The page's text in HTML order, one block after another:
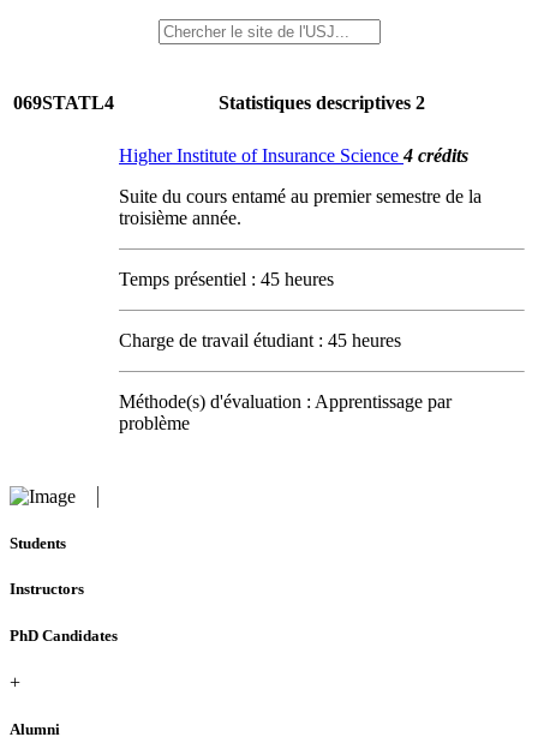
069STATL4 Statistiques descriptives 2
Higher Institute of Insurance Science4 crédits
Suite du cours entamé au premier semestre de la
troisième année.
Temps présentiel : 45 heures
Charge de travail étudiant : 45 heures
Méthode(s) d'évaluation : Apprentissage par
problème
Students
Instructors
PhD Candidates
+
Alumni